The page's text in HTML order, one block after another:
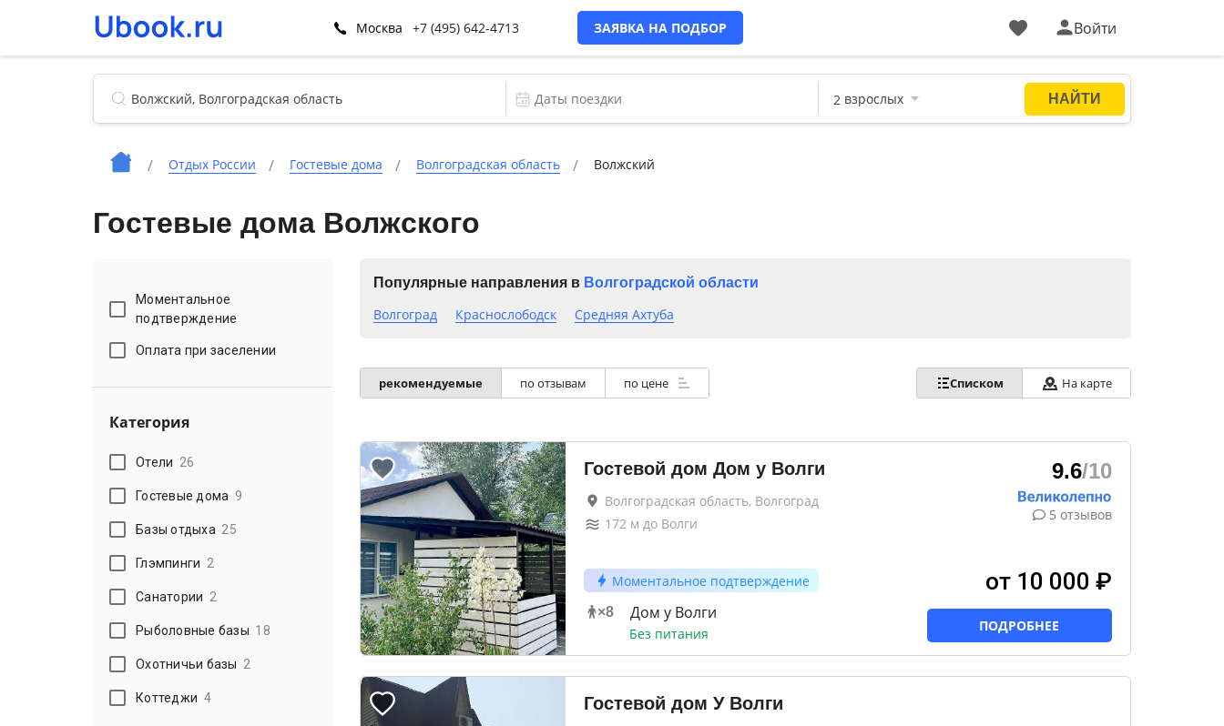
Москва +7 (495) 642-4713 ЗАЯВКА НА ПОДБОР Войти
Отдых России Гостевые дома Волгоградская область Волжский
Гостевые дома Волжского
Моментальное
подтверждение
Оплата при заселении
Категория
Отели 26
Гостевые дома 9
Базы отдыха 25
Глэмпинги 2
Санатории 2
Рыболовные базы 18
Охотничьи базы 2
Коттеджи 4
Популярные направления в Волгоградской области
Волгоград Краснослободск Средняя Ахтуба
рекомендуемые по отзывам по цене Списком На карте
Гостевой дом Дом у Волги
Волгоградская область, Волгоград
172м до Волги
Моментальное подтверждение
×8 Дом у Волги
Без питания
9.6/10
5 отзывов
от 10 000 ₽
ПОДРОБНЕЕ
Гостевой дом У Волги